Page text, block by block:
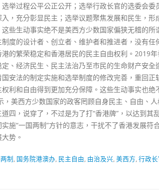
举过程公平公正公开；选举行政长官的选委会
，充分彰显民主；选举议题聚焦发展和民生，
些生动事实绝不是美西方少数国家偏狭无稽的
度的设计者、创立者、维护者和推进者，没有任
的繁荣稳定和香港居民的民主自由权利。2019
、经济民生、民主法治乃至市民的生命财产安
安法的制定实施和选举制度的修改完善，重回
利和自由得到更加充分保障。这些生动事实也
美西方少数国家的政客罔顾自身民主、自由、
四，说穿了，不过是为了打“香港牌”，以达到
施“一国两制”方针的意志，干扰不了香港发展
势。
制, 国务院港澳办, 民主自由, 由治及兴,美西方,行政